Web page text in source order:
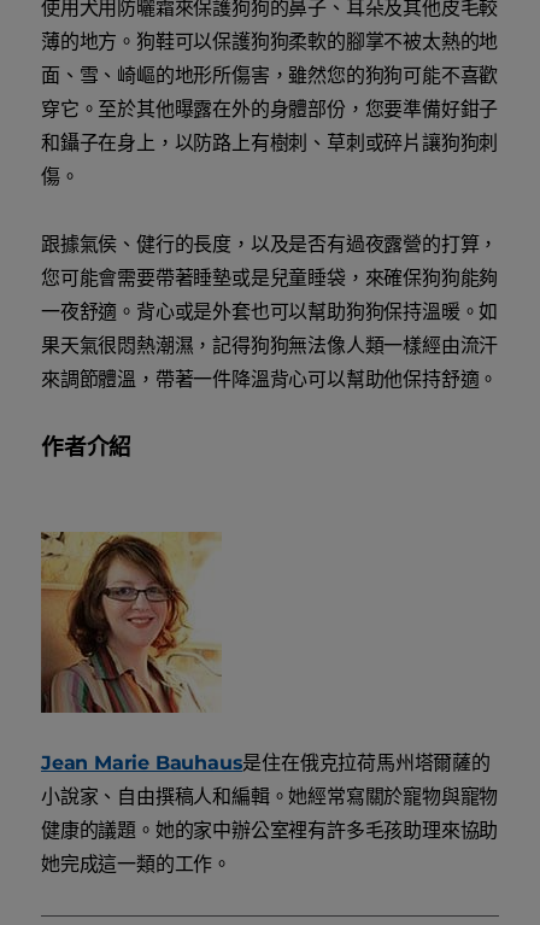
使用犬用防曬霜來保護狗狗的鼻子、耳朵及其他皮毛較
薄的地方。狗鞋可以保護狗狗柔軟的腳掌不被太熱的地
面、雪、崎嶇的地形所傷害，雖然您的狗狗可能不喜歡
穿它。至於其他曝露在外的身體部份，您要準備好鉗子
和鑷子在身上，以防路上有樹刺、草刺或碎片讓狗狗刺
傷。
跟據氣侯、健行的長度，以及是否有過夜露營的打算，
您可能會需要帶著睡墊或是兒童睡袋，來確保狗狗能夠
一夜舒適。背心或是外套也可以幫助狗狗保持溫暖。如
果天氣很悶熱潮濕，記得狗狗無法像人類一樣經由流汗
來調節體溫，帶著一件降溫背心可以幫助他保持舒適。
作者介紹
Jean Marie Bauhaus是住在俄克拉荷馬州塔爾薩的
小說家、自由撰稿人和編輯。她經常寫關於寵物與寵物
健康的議題。她的家中辦公室裡有許多毛孩助理來協助
她完成這一類的工作。